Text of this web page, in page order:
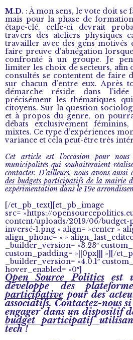
M.D. : À mon sens, le vote doit
mais pour la phase de
étape-clé, celle-ci devrait
travers des ateliers physiques
travailler avec des gens motivés
faire preuve d’abnégation
confronté à un groupe. Je
limiter les choix de secteurs, afin
consultés se contentent de faire
sur chacun d’entre eux. Après
démarche réside dans
précisément les thématiques
citoyens. Sur la question
et à propos du genre, on
débats exclusivement
mixtes. Ce type d’expériences
variance et cela peut-être très
Cet article est l’occasion pour
municipalités qui souhaiteraient
contacter. D’ailleurs, nous avons aussi
des budgets participatifs de la mairie
expérimentation dans le 19e
[/et_pb_text][et_pb_image
src= »https://
content/uploads/2019/06/
inversé-1.png » align= »center »
align_phone= » »
_builder_version= »3.23″
custom_padding= »||0px||| »][/
_builder_version= »4.0.1″
hover_enabled= »0″]
Open Source Politicsest
développe des
participative pour des
associatifs. Contactez-noussi
engager dans un dispositif
budget participatif
tech !